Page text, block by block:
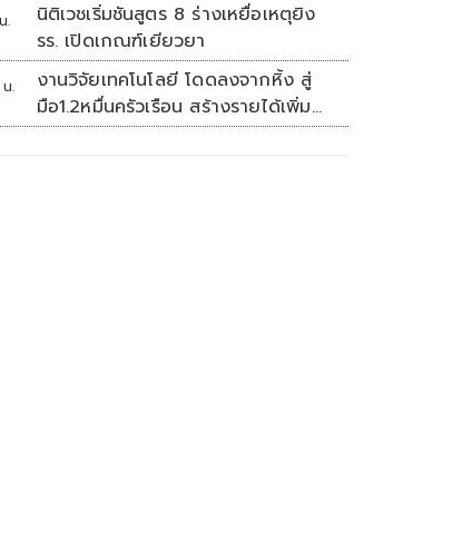
.
นิติเวชเริ่มชันสูตร 8 ร่างเหยื่อเหตุยิง
รร. เปิดเกณฑ์เยียวยา
.
งานวิจัยเทคโนโลยี โดดลงจากหิ้ง สู่
มือ1.2หมื่นครัวเรือน สร้างรายได้เพิ่ม
ทุกเดือน